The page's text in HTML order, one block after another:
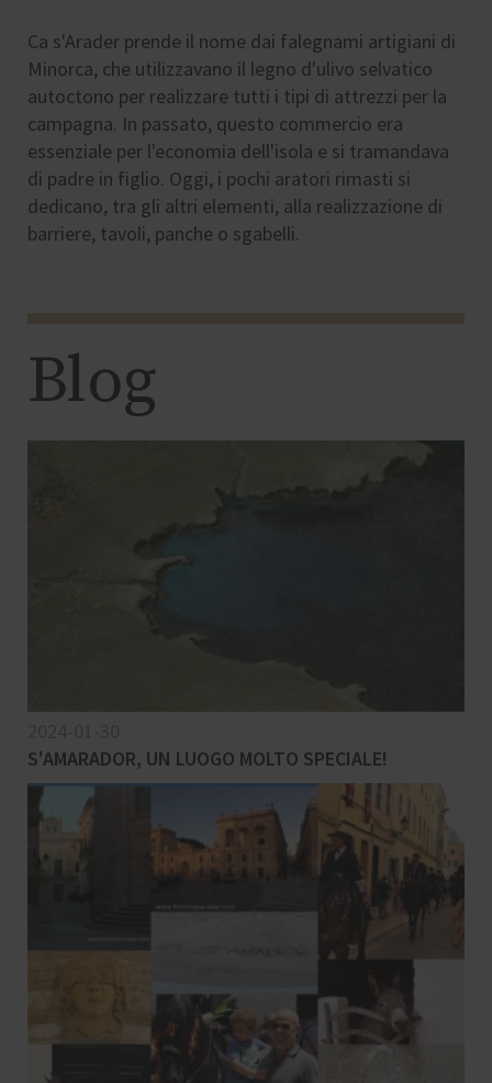
Ca s'Arader prende il nome dai falegnami artigiani di
Minorca, che utilizzavano il legno d'ulivo selvatico
autoctono per realizzare tutti i tipi di attrezzi per la
campagna. In passato, questo commercio era
essenziale per l'economia dell'isola e si tramandava
di padre in figlio. Oggi, i pochi aratori rimasti si
dedicano, tra gli altri elementi, alla realizzazione di
barriere, tavoli, panche o sgabelli.
Blog
S'AMARADOR, UN LUOGO MOLTO SPECIALE!